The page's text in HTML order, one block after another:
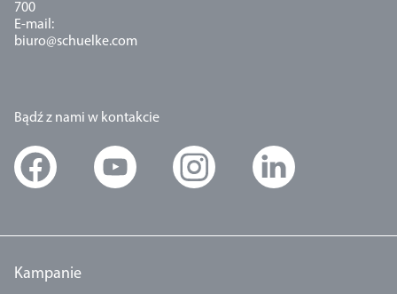
700
E-mail:
biuro@schuelke.com
Bądź z nami w kontakcie
Kampanie